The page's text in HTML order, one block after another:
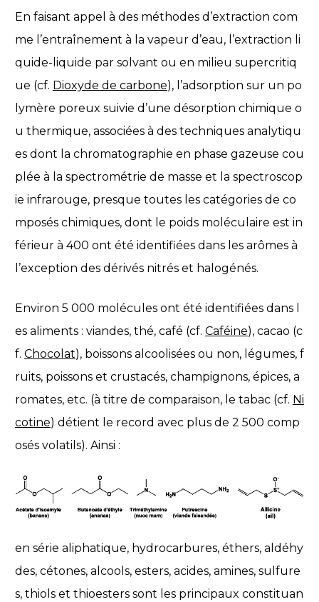
En faisant appel à des méthodes d’extraction com
me l’entraînement à la vapeur d’eau, l’extraction li
quide-liquide par solvant ou en milieu supercritiq
ue (cf. Dioxyde de carbone), l’adsorption sur un po
lymère poreux suivie d’une désorption chimique o
u thermique, associées à des techniques analytiqu
es dont la chromatographie en phase gazeuse cou
plée à la spectrométrie de masse et la spectroscop
ie infrarouge, presque toutes les catégories de co
mposés chimiques, dont le poids moléculaire est in
férieur à 400 ont été identifiées dans les arômes à
l’exception des dérivés nitrés et halogénés.
Environ 5 000 molécules ont été identifiées dans l
es aliments : viandes, thé, café (cf. Caféine), cacao (c
f. Chocolat), boissons alcoolisées ou non, légumes, f
ruits, poissons et crustacés, champignons, épices, a
romates, etc. (à titre de comparaison, le tabac (cf. Ni
cotine) détient le record avec plus de 2 500 comp
osés volatils). Ainsi :
en série aliphatique, hydrocarbures, éthers, aldéhy
des, cétones, alcools, esters, acides, amines, sulfure
s, thiols et thioesters sont les principaux constituan